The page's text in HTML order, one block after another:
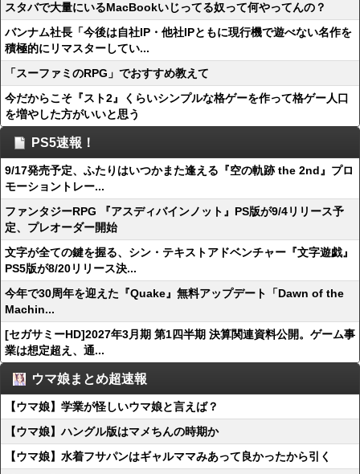
スタバで大量にいるMacBookいじってる奴って何やってんの？
バンナム社長「今後は自社IP・他社IPともに現行機で遊べない名作を
積極的にリマスターしてい...
「スーファミのRPG」でおすすめ教えて
今だからこそ『スト2』くらいシンプルな格ゲーを作って格ゲー人口
を増やした方がいいと思う
PS5速報！
9/17発売予定、ふたりはいつかまた逢える『空の軌跡 the 2nd』プロ
モーショントレー...
ファンタジーRPG 『アスディバインノット』PS版が9/4リリース予
定、プレオーダー開始
文字が全ての鍵を握る、シン・テキストアドベンチャー『文字遊戯』
PS5版が8/20リリース決...
今年で30周年を迎えた『Quake』無料アップデート「Dawn of the
Machin...
[セガサミーHD]2027年3月期 第1四半期 決算関連資料公開。ゲーム事
業は想定超え、通...
ウマ娘まとめ超速報
【ウマ娘】学業が怪しいウマ娘と言えば？
【ウマ娘】ハングル版はマメちんの時期か
【ウマ娘】水着フサパンはギャルママみあって良かったから引く